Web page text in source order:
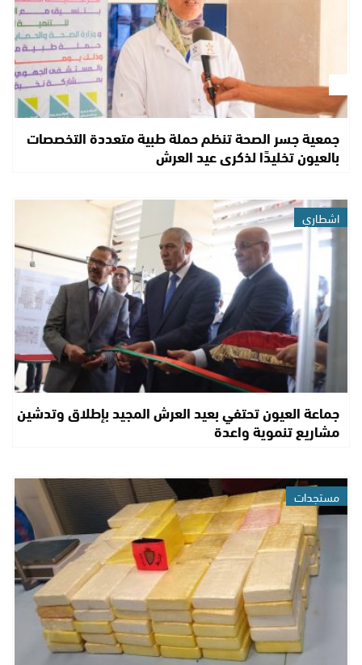
جمعية جسر الصحة تنظم حملة طبية متعددة التخصصات
بالعيون تخليدًا لذكرى عيد العرش
اشطاري
جماعة العيون تحتفي بعيد العرش المجيد بإطلاق وتدشين
مشاريع تنموية واعدة
مستجدات